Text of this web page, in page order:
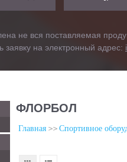
не вся поставляемая
заявку на электронный адрес:
ФЛОРБОЛ
Главная Спортивное